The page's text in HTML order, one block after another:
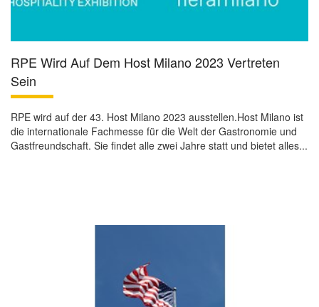
RPE Wird Auf Dem Host Milano 2023 Vertreten
Sein
RPE wird auf der 43. Host Milano 2023 ausstellen.Host Milano ist
die internationale Fachmesse für die Welt der Gastronomie und
Gastfreundschaft. Sie findet alle zwei Jahre statt und bietet alles...